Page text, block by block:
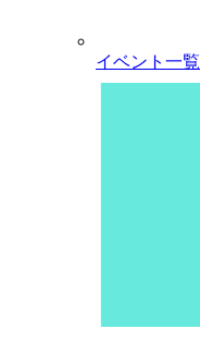
イベント一覧